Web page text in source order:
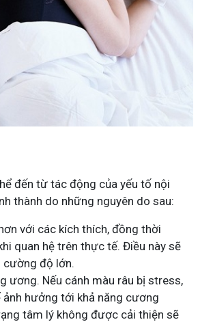
đến từ tác động của yếu tố nội
thành do những nguyên do sau:
với các kích thích, đồng thời
quan hệ trên thực tế. Điều này sẽ
cường độ lớn.
ương. Nếu cánh màu râu bị stress,
hưởng tới khả năng cương
tâm lý không được cải thiện sẽ